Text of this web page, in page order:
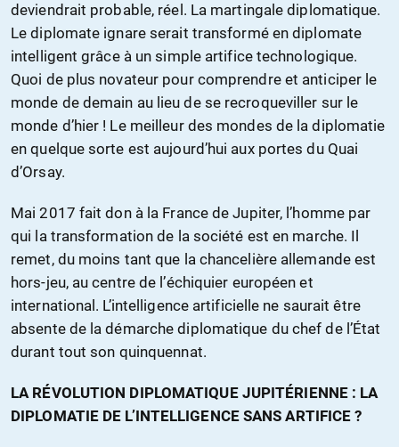
deviendrait probable, réel. La martingale diplomatique.
Le diplomate ignare serait transformé en diplomate
intelligent grâce à un simple artifice technologique.
Quoi de plus novateur pour comprendre et anticiper le
monde de demain au lieu de se recroqueviller sur le
monde d’hier ! Le meilleur des mondes de la diplomatie
en quelque sorte est aujourd’hui aux portes du Quai
d’Orsay.
Mai 2017 fait don à la France de Jupiter, l’homme par
qui la transformation de la société est en marche. Il
remet, du moins tant que la chancelière allemande est
hors-jeu, au centre de l’échiquier européen et
international. L’intelligence artificielle ne saurait être
absente de la démarche diplomatique du chef de l’État
durant tout son quinquennat.
LA RÉVOLUTION DIPLOMATIQUE JUPITÉRIENNE : LA
DIPLOMATIE DE L’INTELLIGENCE SANS ARTIFICE ?